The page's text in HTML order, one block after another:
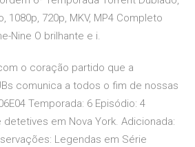
1080p, 720p, MKV, MP4 Completo
Nine O brilhante e i.
o coração partido que a
comunica a todos o fim de nossas
Temporada: 6 Episódio: 4
em Nova York. Adicionada:
Legendas em Série